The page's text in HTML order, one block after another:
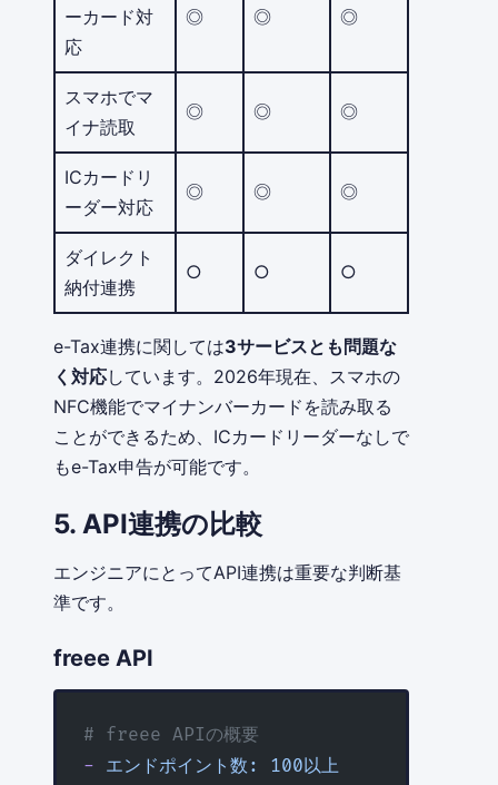
ーカード対
応
◎ ◎ ◎
スマホでマ
イナ読取
◎ ◎ ◎
ICカードリ
ーダー対応
◎ ◎ ◎
ダイレクト
納付連携
○ ○ ○
e-Tax連携に関しては3サービスとも問題な
く対応しています。2026年現在、スマホの
NFC機能でマイナンバーカードを読み取る
ことができるため、ICカードリーダーなしで
もe-Tax申告が可能です。
5. API連携の比較
エンジニアにとってAPI連携は重要な判断基
準です。
freee API
# freee APIの概要
- エンドポイント数:
100以上